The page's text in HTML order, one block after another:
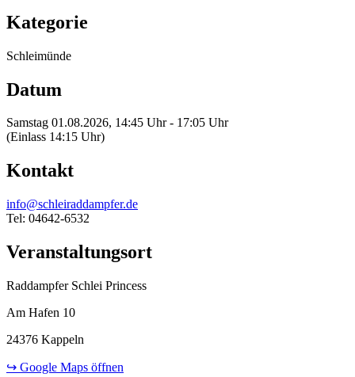
Kategorie
Schleimünde
Datum
Samstag 01.08.2026, 14:45 Uhr - 17:05 Uhr
(Einlass 14:15 Uhr)
Kontakt
info@schleiraddampfer.de
Tel: 04642-6532
Veranstaltungsort
Raddampfer Schlei Princess
Am Hafen 10
24376 Kappeln
↪ Google Maps öffnen